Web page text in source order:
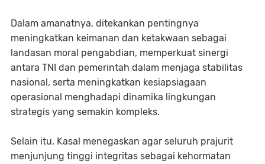
Dalam amanatnya, ditekankan pentingnya
meningkatkan keimanan dan ketakwaan sebagai
landasan moral pengabdian, memperkuat sinergi
antara TNI dan pemerintah dalam menjaga stabilitas
nasional, serta meningkatkan kesiapsiagaan
operasional menghadapi dinamika lingkungan
strategis yang semakin kompleks.
Selain itu, Kasal menegaskan agar seluruh prajurit
menjunjung tinggi integritas sebagai kehormatan